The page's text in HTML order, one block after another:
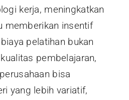
kerja, meningkatkan
memberikan insentif
pelatihan bukan
pembelajaran,
bisa
yang lebih variatif,